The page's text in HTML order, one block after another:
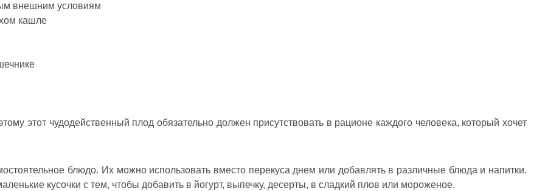
внешним условиям
кашле
этот чудодейственный плод обязательно должен присутствовать в рационе каждого человека, который хочет
блюдо. Их можно использовать вместо перекуса днем или добавлять в различные блюда и напитки.
кусочки с тем, чтобы добавить в йогурт, выпечку, десерты, в сладкий плов или мороженое.